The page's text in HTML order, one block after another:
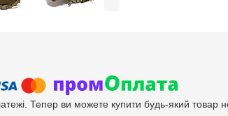
Тепер ви можете купити будь-який товар